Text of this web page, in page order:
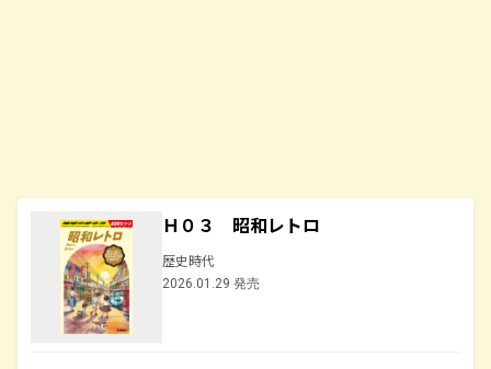
Ｈ０３ 昭和レトロ
歴史時代
2026.01.29 発売